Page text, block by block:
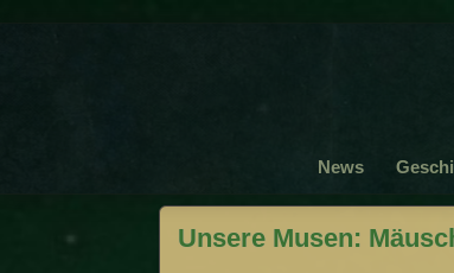
News
Unsere Musen: